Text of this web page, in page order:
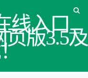
线入口_
版3.5及